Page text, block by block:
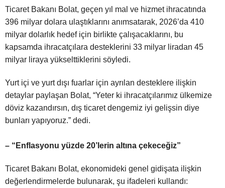
Ticaret Bakanı Bolat, geçen yıl mal ve hizmet ihracatında
396 milyar dolara ulaştıklarını anımsatarak, 2026’da 410
milyar dolarlık hedef için birlikte çalışacaklarını, bu
kapsamda ihracatçılara desteklerini 33 milyar liradan 45
milyar liraya yükselttiklerini söyledi.
Yurt içi ve yurt dışı fuarlar için ayrılan desteklere ilişkin
detaylar paylaşan Bolat, “Yeter ki ihracatçılarımız ülkemize
döviz kazandırsın, dış ticaret dengemiz iyi gelişsin diye
bunları yapıyoruz.” dedi.
– “Enflasyonu yüzde 20’lerin altına çekeceğiz”
Ticaret Bakanı Bolat, ekonomideki genel gidişata ilişkin
değerlendirmelerde bulunarak, şu ifadeleri kullandı: